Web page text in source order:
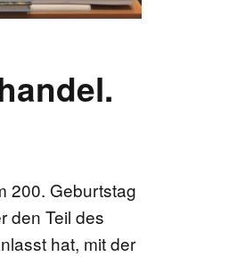
200. Geburtstag
den Teil des
hat, mit der